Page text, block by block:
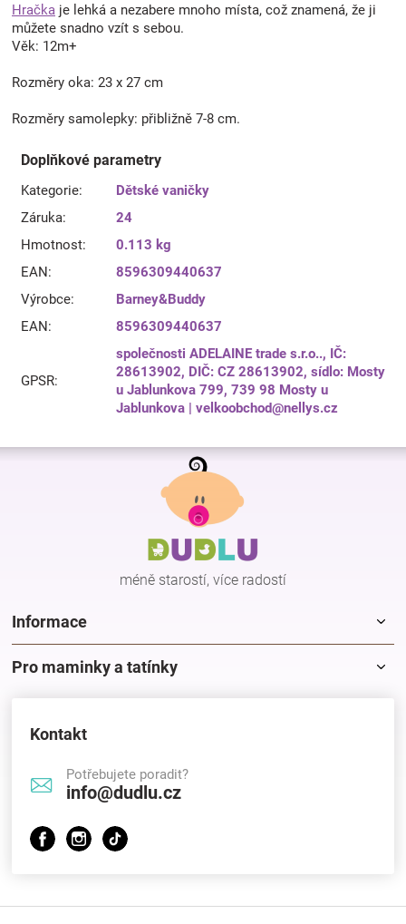
Hračka je lehká a nezabere mnoho místa, což znamená, že ji
můžete snadno vzít s sebou.
Věk: 12m+
Rozměry oka: 23 x 27 cm
Rozměry samolepky: přibližně 7-8 cm.
Doplňkové parametry
Kategorie:
Dětské vaničky
Záruka:
24
Hmotnost:
0.113 kg
EAN:
8596309440637
Výrobce:
Barney&Buddy
EAN: 8596309440637
GPSR:
společnosti ADELAINE trade s.r.o.., IČ:
28613902, DIČ: CZ 28613902, sídlo: Mosty
u Jablunkova 799, 739 98 Mosty u
Jablunkova | velkoobchod@nellys.cz
Z
méně starostí, více radostí
Informace
Pro maminky a tatínky
Kontakt
Potřebujete poradit?
info@dudlu.cz